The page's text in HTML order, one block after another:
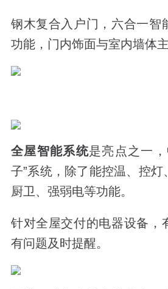
钢木复合入户门，六合一智
功能，门内饰面与室内墙体
全屋智能系统是亮点之一
子”系统，除了能控温、控灯
厨卫、强弱电等功能。
针对全屋交付的电器设备，
有问题及时提醒。